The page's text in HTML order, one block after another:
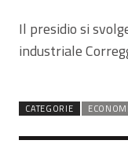
Il presidio si
industriale
CATEGORIE